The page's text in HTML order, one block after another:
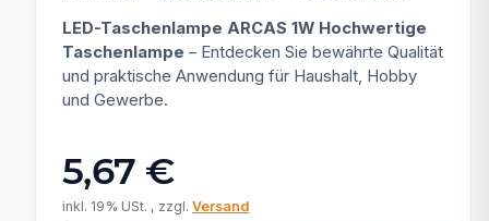
LED-Taschenlampe ARCAS 1W Hochwertige
Taschenlampe – Entdecken Sie bewährte Qualität
und praktische Anwendung für Haushalt, Hobby
und Gewerbe.
5,67 €
inkl. 19% USt. , zzgl. Versand